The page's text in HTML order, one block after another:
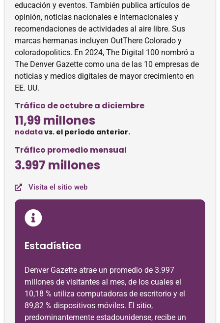
educación y eventos. También publica artículos de
opinión, noticias nacionales e internacionales y
recomendaciones de actividades al aire libre. Sus
marcas hermanas incluyen OutThere Colorado y
coloradopolitics. En 2024, The Digital 100 nombró a
The Denver Gazette como una de las 10 empresas de
noticias y medios digitales de mayor crecimiento en
EE. UU.
Tráfico de octubre a diciembre
11,99 millones
nodatavs. el período anterior.
Tráfico promedio mensual
3.997 millones
Visita el sitio web
Estadística
Denver Gazette atrae un promedio de 3.997
millones de visitantes al mes, de los cuales el
10,18 % utiliza computadoras de escritorio y el
89,82 % dispositivos móviles. El sitio,
predominantemente estadounidense, recibe un